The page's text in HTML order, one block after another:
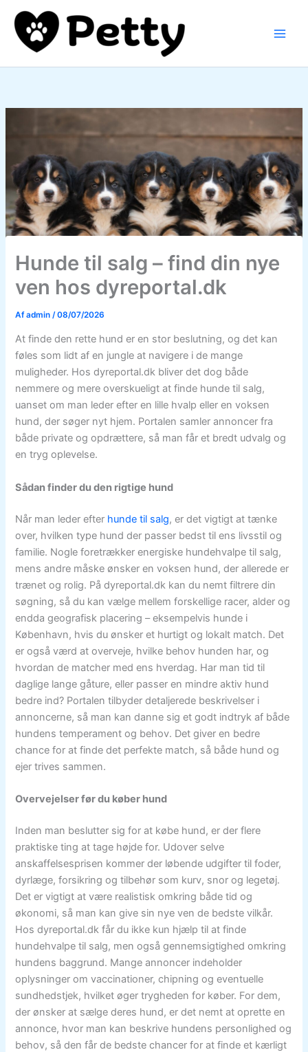
indholdet
Hunde til salg – find din nye
ven hos dyreportal.dk
Afadmin /08/07/2026
At finde den rette hund er en stor beslutning, og det kan
føles som lidt af en jungle at navigere i de mange
muligheder. Hos dyreportal.dk bliver det dog både
nemmere og mere overskueligt at finde hunde til salg,
uanset om man leder efter en lille hvalp eller en voksen
hund, der søger nyt hjem. Portalen samler annoncer fra
både private og opdrættere, så man får et bredt udvalg og
en tryg oplevelse.
Sådan finder du den rigtige hund
Når man leder efter hunde til salg, er det vigtigt at tænke
over, hvilken type hund der passer bedst til ens livsstil og
familie. Nogle foretrækker energiske hundehvalpe til salg,
mens andre måske ønsker en voksen hund, der allerede er
trænet og rolig. På dyreportal.dk kan du nemt filtrere din
søgning, så du kan vælge mellem forskellige racer, alder og
endda geografisk placering – eksempelvis hunde i
København, hvis du ønsker et hurtigt og lokalt match. Det
er også værd at overveje, hvilke behov hunden har, og
hvordan de matcher med ens hverdag. Har man tid til
daglige lange gåture, eller passer en mindre aktiv hund
bedre ind? Portalen tilbyder detaljerede beskrivelser i
annoncerne, så man kan danne sig et godt indtryk af både
hundens temperament og behov. Det giver en bedre
chance for at finde det perfekte match, så både hund og
ejer trives sammen.
Overvejelser før du køber hund
Inden man beslutter sig for at købe hund, er der flere
praktiske ting at tage højde for. Udover selve
anskaffelsesprisen kommer der løbende udgifter til foder,
dyrlæge, forsikring og tilbehør som kurv, snor og legetøj.
Det er vigtigt at være realistisk omkring både tid og
økonomi, så man kan give sin nye ven de bedste vilkår.
Hos dyreportal.dk får du ikke kun hjælp til at finde
hundehvalpe til salg, men også gennemsigtighed omkring
hundens baggrund. Mange annoncer indeholder
oplysninger om vaccinationer, chipning og eventuelle
sundhedstjek, hvilket øger trygheden for køber. For dem,
der ønsker at sælge deres hund, er det nemt at oprette en
annonce, hvor man kan beskrive hundens personlighed og
behov, så den får de bedste chancer for at finde et kærligt